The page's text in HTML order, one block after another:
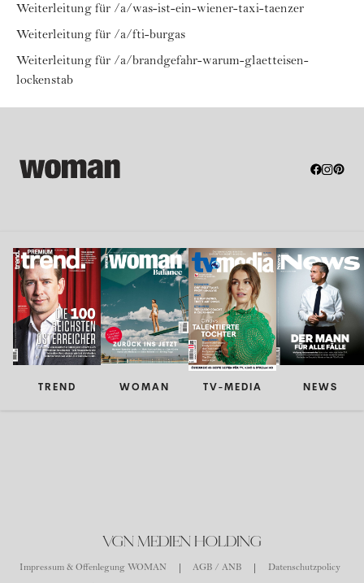
Weiterleitung für /a/was-ist-ein-wiener-taxi-taenzer
Weiterleitung für /a/fti-burgas
Weiterleitung für /a/brandgefahr-warum-glaetteisen-
lockenstab
TREND WOMAN TV-MEDIA NEWS
VGN MEDIEN HOLDING
Impressum & Offenlegung WOMAN AGB / ANB Datenschutzpolicy